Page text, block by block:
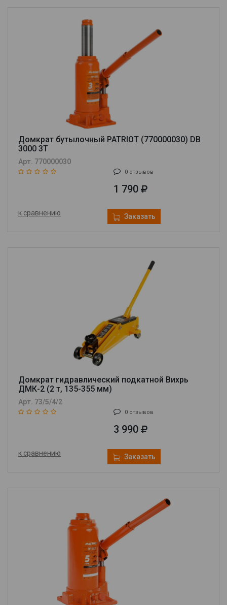
Домкрат бутылочный PATRIOT (770000030) DB
3000 3T
Арт. 770000030
0 отзывов
1 790
к сравнению Заказать
Домкрат гидравлический подкатной Вихрь
ДМК-2 (2 т, 135-355 мм)
Арт. 73/5/4/2
0 отзывов
3 990
к сравнению Заказать